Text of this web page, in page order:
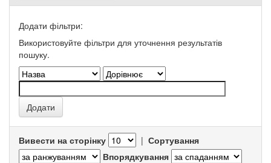
Додати фільтри:
Використовуйте фільтри для уточнення результатів
пошуку.
Вивести на сторінку | Сортування
Впорядкування